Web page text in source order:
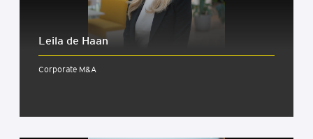
Leila de Haan
Corporate M&A